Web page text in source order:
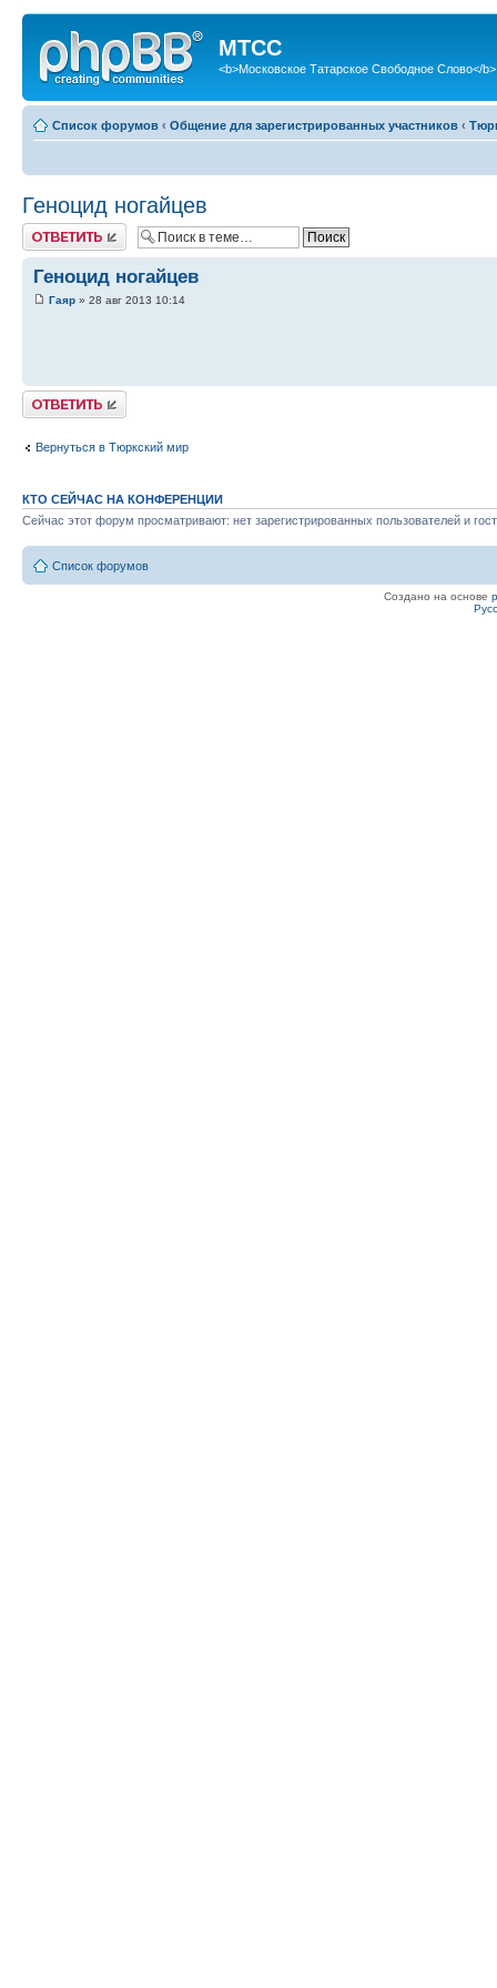
МТСС
<b>Московское Татарское Свободное Слово</b>
Список форумов ‹ Общение для зарегистрированных участников ‹
Геноцид ногайцев
Ответить
Геноцид ногайцев
Гаяр » 28 авг 2013 10:14
Ответить
Вернуться в Тюркский мир
КТО СЕЙЧАС НА КОНФЕРЕНЦИИ
Сейчас этот форум просматривают: нет зарегистрированных пользователей и
Список форумов
Создано на основе